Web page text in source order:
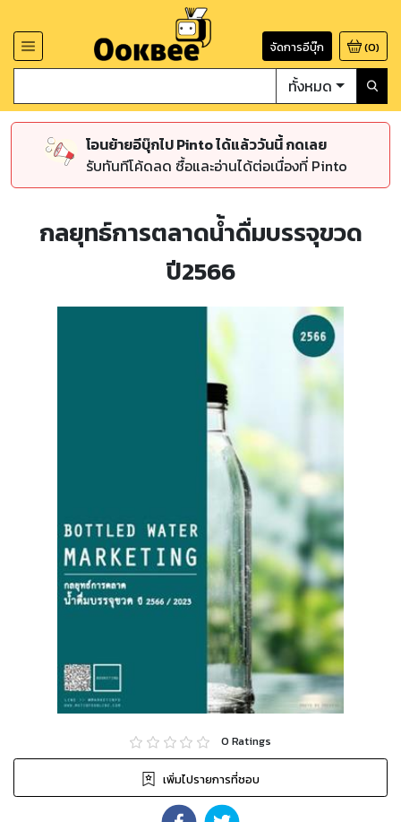
จัดการอีบุ๊ก (0)
ทั้งหมด
โอนย้ายอีบุ๊กไป Pinto ได้แล้ววันนี้ กดเลย
รับทันทีโค้ดลด ซื้อและอ่านได้ต่อเนื่องที่ Pinto
กลยุทธ์การตลาดน้ำดื่มบรรจุขวด
ปี2566
0 Ratings
เพิ่มไปรายการที่ชอบ